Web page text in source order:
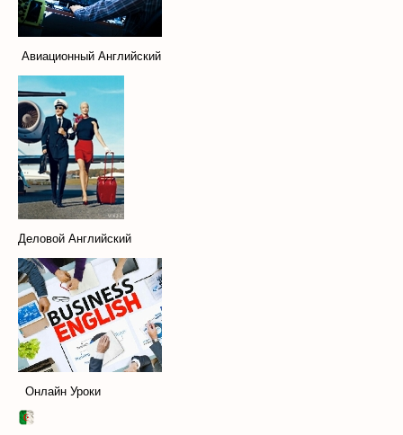
Авиационный Английский
Деловой Английский
Онлайн Уроки